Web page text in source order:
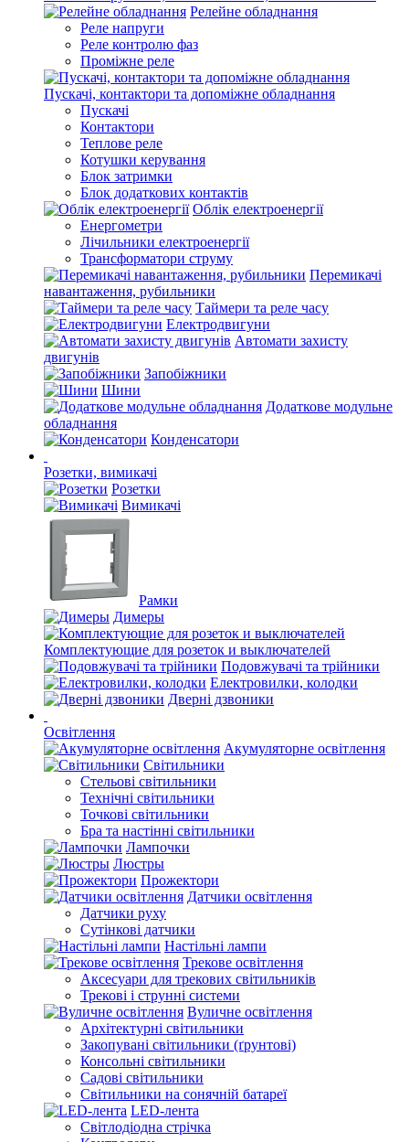
Релейне обладнання
Реле напруги
Реле контролю фаз
Проміжне реле
Пускачі, контактори та допоміжне обладнання
Пускачі
Контактори
Теплове реле
Котушки керування
Блок затримки
Блок додаткових контактів
Облік електроенергії
Енергометри
Лічильники електроенергії
Трансформатори струму
Перемикачі
навантаження, рубильники
Таймери та реле часу
Електродвигуни
Автомати захисту
двигунів
Запобіжники
Шини
Додаткове модульне
обладнання
Конденсатори
Розетки, вимикачі
Розетки
Вимикачі
Рамки
Димеры
Комплектующие для розеток и выключателей
Подовжувачі та трійники
Електровилки, колодки
Дверні дзвоники
Освітлення
Акумуляторне освітлення
Світильники
Стельові світильники
Технічні світильники
Точкові світильники
Бра та настінні світильники
Лампочки
Люстры
Прожектори
Датчики освітлення
Датчики руху
Сутінкові датчики
Настільні лампи
Трекове освітлення
Аксесуари для трекових світильників
Трекові і струнні системи
Вуличне освітлення
Архітектурні світильники
Закопувані світильники (ґрунтові)
Консольні світильники
Садові світильники
Світильники на сонячній батареї
LED-лента
Світлодіодна стрічка